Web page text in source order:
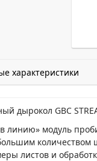
характеристики
дырокол GBC
линию» модуль
листов и